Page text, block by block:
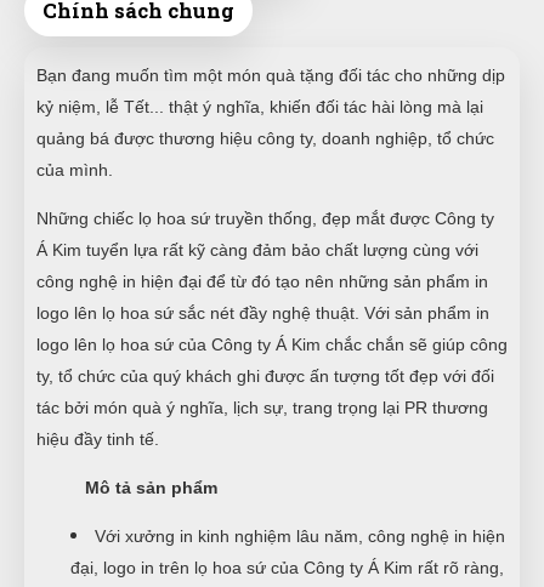
Chính sách chung
Bạn đang muốn tìm một món quà tặng đối tác cho những dịp
kỷ niệm, lễ Tết... thật ý nghĩa, khiến đối tác hài lòng mà lại
quảng bá được thương hiệu công ty, doanh nghiệp, tổ chức
của mình.
Những chiếc lọ hoa sứ truyền thống, đẹp mắt được Công ty
Á Kim tuyển lựa rất kỹ càng đảm bảo chất lượng cùng với
công nghệ in hiện đại để từ đó tạo nên những sản phẩm in
logo lên lọ hoa sứ sắc nét đầy nghệ thuật. Với sản phẩm in
logo lên lọ hoa sứ của Công ty Á Kim chắc chắn sẽ giúp công
ty, tổ chức của quý khách ghi được ấn tượng tốt đẹp với đối
tác bởi món quà ý nghĩa, lịch sự, trang trọng lại PR thương
hiệu đầy tinh tế.
Mô tả sản phẩm
Với xưởng in kinh nghiệm lâu năm, công nghệ in hiện
đại, logo in trên lọ hoa sứ của Công ty Á Kim rất rõ ràng,